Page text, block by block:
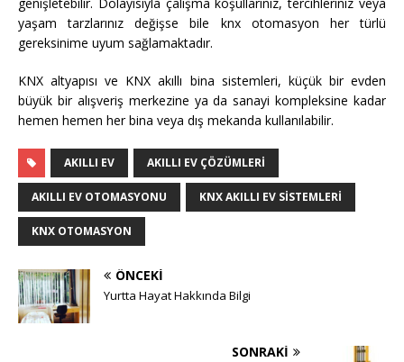
yaşam tarzlarınız değişse bile knx otomasyon her türlü
gereksinime uyum sağlamaktadır.
KNX altyapısı ve KNX akıllı bina sistemleri, küçük bir evden
büyük bir alışveriş merkezine ya da sanayi kompleksine kadar
hemen hemen her bina veya dış mekanda kullanılabilir.
AKILLI EV AKILLI EV ÇÖZÜMLERI
AKILLI EV OTOMASYONU KNX AKILLI EV SISTEMLERI
KNX OTOMASYON
ÖNCEKI
Yurtta Hayat Hakkında Bilgi
SONRAKI